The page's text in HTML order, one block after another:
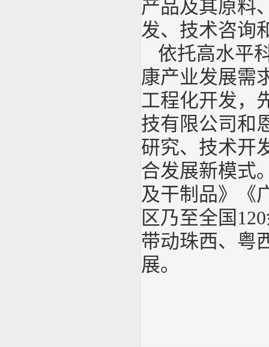
产品及其原料
发、技术咨询
依托高水平
康产业发展需
工程化开发，
技有限公司和
研究、技术开
合发展新模式
及干制品》《
区乃至全国
带动珠西、粤
展。